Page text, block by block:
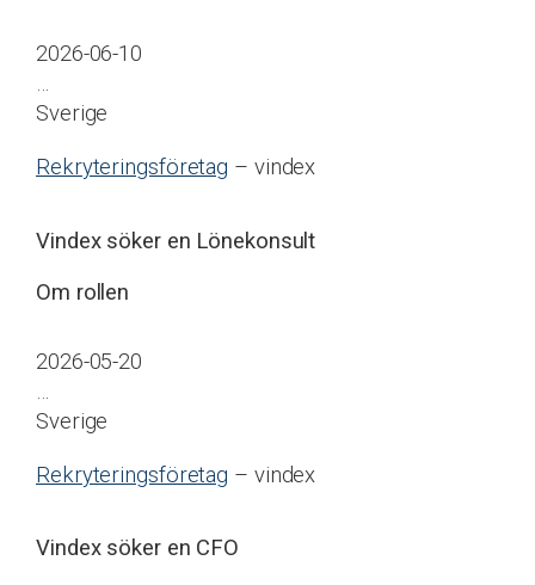
2026-06-10
…
Sverige
Rekryteringsföretag – vindex
Vindex söker en Lönekonsult
Om rollen
2026-05-20
…
Sverige
Rekryteringsföretag – vindex
Vindex söker en CFO